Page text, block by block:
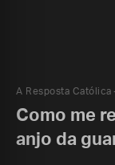
A Resposta Católica
Como me
anjo da